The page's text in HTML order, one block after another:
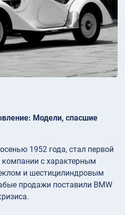
Модели, спасшие
1952 года, стал первой
с характерным
и шестицилиндровым
продажи поставили BMW